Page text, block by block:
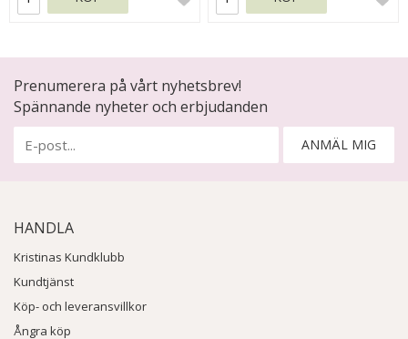
Prenumerera på vårt nyhetsbrev!
Spännande nyheter och erbjudanden
ANMÄL MIG
HANDLA
Kristinas Kundklubb
Kundtjänst
Köp- och leveransvillkor
Ångra köp